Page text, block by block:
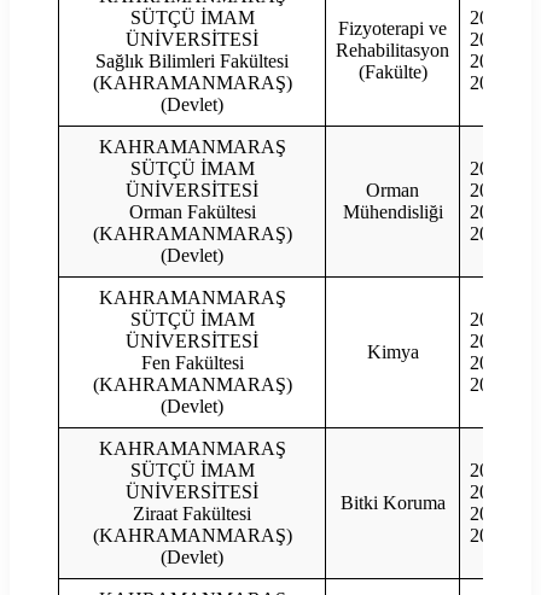
SÜTÇÜ İMAM
ÜNİVERSİTESİ
Sağlık Bilimleri Fakültesi
(KAHRAMANMARAŞ)
(Devlet)
Fizyoterapi ve
Rehabilitasyon
(Fakülte)
2023
2022
2021
2020
KAHRAMANMARAŞ
SÜTÇÜ İMAM
ÜNİVERSİTESİ
Orman Fakültesi
(KAHRAMANMARAŞ)
(Devlet)
Orman
Mühendisliği
2023
2022
2021
2020
KAHRAMANMARAŞ
SÜTÇÜ İMAM
ÜNİVERSİTESİ
Fen Fakültesi
(KAHRAMANMARAŞ)
(Devlet)
Kimya
2023
2022
2021
2020
KAHRAMANMARAŞ
SÜTÇÜ İMAM
ÜNİVERSİTESİ
Ziraat Fakültesi
(KAHRAMANMARAŞ)
(Devlet)
Bitki Koruma
2023
2022
2021
2020